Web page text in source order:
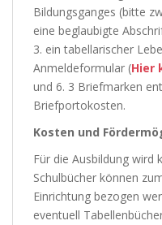
Bildungsganges (bitte
eine beglaubigte
3. ein tabellarischer
Anmeldeformular (Hier
und 6. 3 Briefmarken
Briefportokosten.
Kosten und
Für die Ausbildung wird
Schulbücher können
Einrichtung bezogen
eventuell